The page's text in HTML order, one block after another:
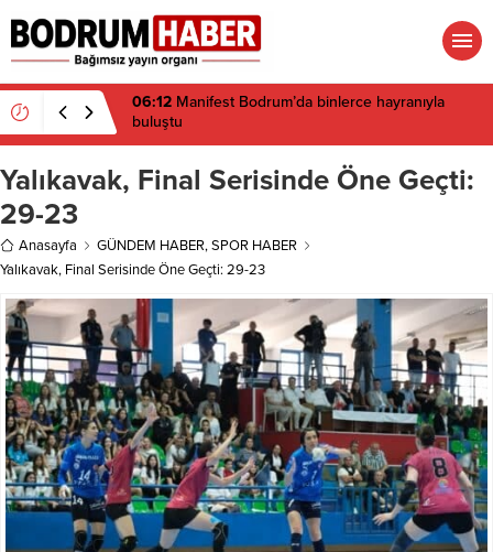
06:12 Manifest Bodrum’da binlerce hayranıyla
buluştu
Yalıkavak, Final Serisinde Öne Geçti:
29-23
Anasayfa GÜNDEM HABER,SPOR HABER
Yalıkavak, Final Serisinde Öne Geçti: 29-23